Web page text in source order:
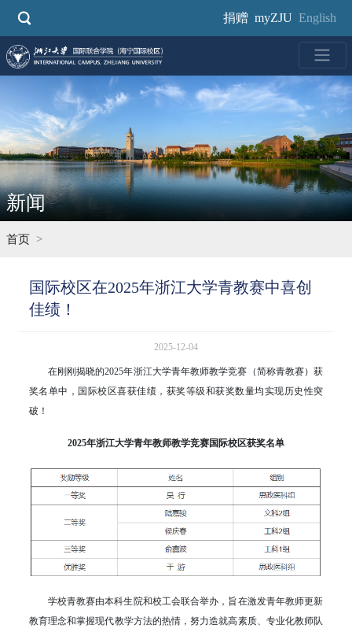
要
捐赠 myZJU English
新闻
首页
国际校区在2025年浙江大学青教赛中喜创
佳绩！
2025-12-04
在刚刚揭晓的2025年浙江大学青年教师教学竞赛（简称青教赛）获
奖名单中，国际校区喜获佳绩，获奖等级和获奖数量均实现历史性突
破！
2025年浙江大学青年教师教学竞赛国际校区获奖名单
学校青教赛由本科生院和校工会联合举办，旨在激发青年教师更新
教育理念和掌握现代教学方法的热情，努力造就高素质、专业化教师队